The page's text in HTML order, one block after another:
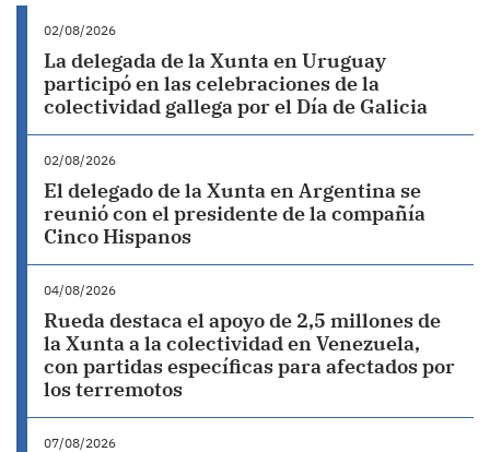
02/08/2026
La delegada de la Xunta en Uruguay
participó en las celebraciones de la
colectividad gallega por el Día de Galicia
02/08/2026
El delegado de la Xunta en Argentina se
reunió con el presidente de la compañía
Cinco Hispanos
04/08/2026
Rueda destaca el apoyo de 2,5 millones de
la Xunta a la colectividad en Venezuela,
con partidas específicas para afectados por
los terremotos
07/08/2026